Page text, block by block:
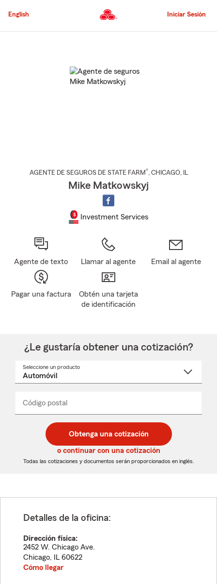
al
principal
English Iniciar Sesión
AGENTE DE SEGUROS DE STATE FARM®, CHICAGO, IL
Mike Matkowskyj
Investment Services
Agente de texto Llamar al agente Email al agente
Pagar una factura
Obtén una tarjeta
de identificación
¿Le gustaría obtener una cotización?
Seleccione un producto
desplegable
Código postal
de
5
dígitos
de
5
dígitos
_____
Obtenga una cotización
o continuar con una cotización
Todas las cotizaciones y documentos serán proporcionados en inglés.
Detalles de la oficina:
Dirección física:
2452 W. Chicago Ave.
Chicago, IL 60622
Cómo llegar